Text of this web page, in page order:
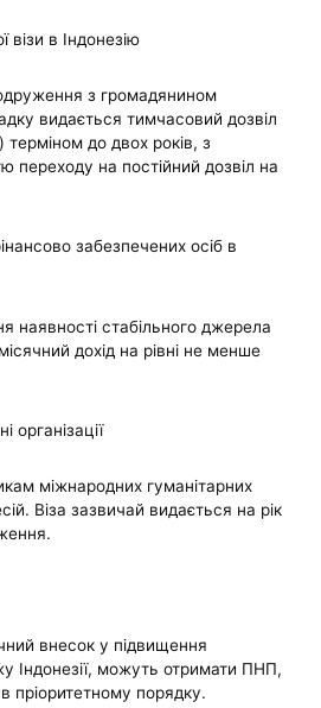
в Індонезію
з громадянином
видається тимчасовий дозвіл
до двох років, з
переходу на постійний дозвіл на
забезпечених осіб в
наявності стабільного джерела
дохід на рівні не менше
організації
міжнародних гуманітарних
Віза зазвичай видається на рік
внесок у підвищення
Індонезії, можуть отримати ПНП,
пріоритетному порядку.